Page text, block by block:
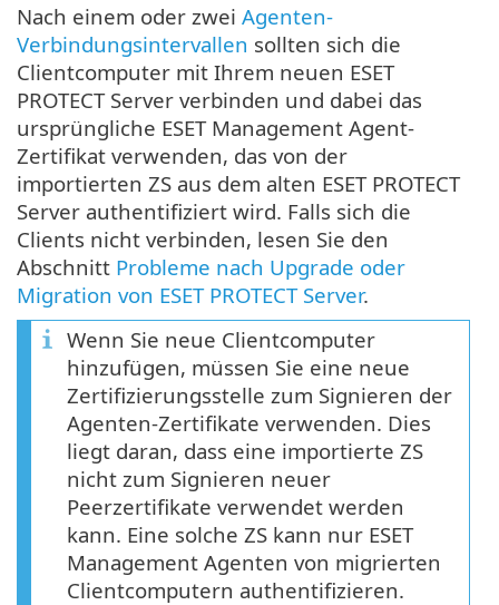
Nach einem oder zwei Agenten-
Verbindungsintervallen sollten sich die
Clientcomputer mit Ihrem neuen ESET
PROTECT Server verbinden und dabei das
ursprüngliche ESET Management Agent-
Zertifikat verwenden, das von der
importierten ZS aus dem alten ESET PROTECT
Server authentifiziert wird. Falls sich die
Clients nicht verbinden, lesen Sie den
Abschnitt Probleme nach Upgrade oder
Migration von ESET PROTECT Server.
Wenn Sie neue Clientcomputer
hinzufügen, müssen Sie eine neue
Zertifizierungsstelle zum Signieren der
Agenten-Zertifikate verwenden. Dies
liegt daran, dass eine importierte ZS
nicht zum Signieren neuer
Peerzertifikate verwendet werden
kann. Eine solche ZS kann nur ESET
Management Agenten von migrierten
Clientcomputern authentifizieren.